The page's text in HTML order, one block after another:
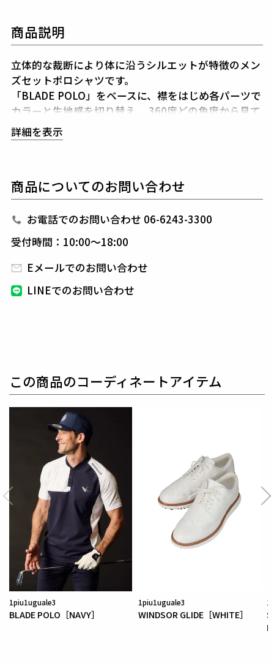
商品説明
立体的な裁断により体に沿うシルエットが特徴のメン
ズセットポロシャツです。
「BLADE POLO」をベースに、襟をはじめ各パーツで
カラーと生地感を切り替え、 360度どの角度から見て
もデザイン性の高い一枚に仕上げています。
薄手でサラリと着られる素材に接触冷感機能を備え、
洗練された印象を与えるポロシャツです。
1PIU1UGUALE3 GOLF（ウノピゥウノウグァーレト
レ ゴルフ）
日本から世界に向けて発信するブランドとして世界中
の上質な素材を贅沢に使用し、
グジュアリーブランドが提案する、高いデザイン性と
ィッティングを兼ね備え着る者全てに高揚感と優越感
【ワッペンロゴに関するご注意】
本製品に使用しているワッペンロゴ(鶴+113G)は熱圧
着加工にて取り付けを行っておりますが、上質な生地
を採用している為、素材特有の滑らかさや洗濯環境の
影響によりまれにワッペンが剥がれやすくなる場合が
ございます。
※万が一剥がれが生じた場合は、弊社にて修理対応を
承りますのでお気軽にご連絡ください。
素材
1962年イタリア・ベルガモ地方で産声を上げたJERS
EY LOMELLINA社。
詳細を表示
商品についてのお問い合わせ
お電話でのお問い合わせ 06-6243-3300
受付時間：10:00～18:00
Eメールでのお問い合わせ
LINEでのお問い合わせ
この商品のコーディネートアイテム
1piu1uguale3
BLADE POLO［NAVY］
1piu1uguale3
WINDSOR GLIDE［WHITE］